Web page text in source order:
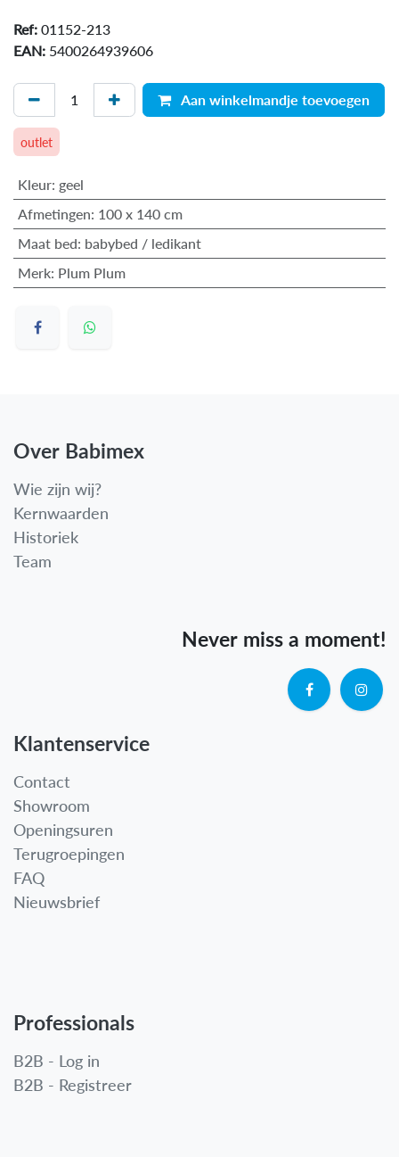
Ref: 01152-213
EAN: 5400264939606
Aan winkelmandje toevoegen
outlet
Kleur: geel
Afmetingen: 100 x 140 cm
Maat bed: babybed / ledikant
Merk: Plum Plum
Over Babimex
Wie zijn wij?
Kernwaarden
Historiek
Team
Never miss a moment!
Klantenservice
Contact
Showroom
Openingsuren
Terugroepingen
FAQ
Nieuwsbrief
Professionals
B2B - Log in
B2B - Registreer